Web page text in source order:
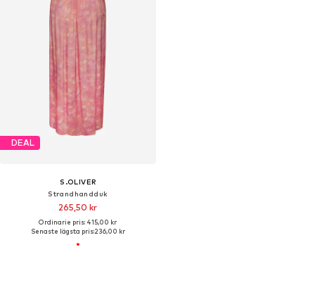
DEAL
S.OLIVER
Strandhandduk
265,50 kr
Ordinarie pris: 415,00 kr
Senaste lägsta pris:236,00 kr